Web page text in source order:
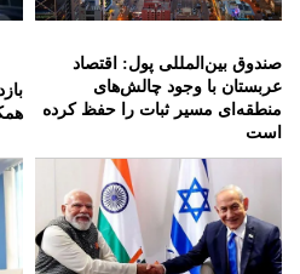
صندوق بین‌المللی پول: اقتصاد
عربستان با وجود چالش‌های
منطقه‌ای مسیر ثبات را حفظ کرده
است